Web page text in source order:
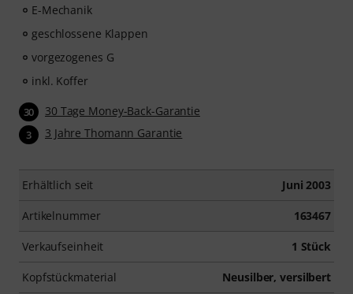
Querflötenfähigkeiten flexibel, effektiv und mit Freude
zu entwickeln – zu jeder Zeit, an jedem Ort. Keine
automatische Verlängerung!
E-Mechanik
geschlossene Klappen
vorgezogenes G
inkl. Koffer
30 30 Tage Money-Back-Garantie
3 3 Jahre Thomann Garantie
Erhältlich seit Juni 2003
Artikelnummer 163467
Verkaufseinheit 1 Stück
Kopfstückmaterial Neusilber, versilbert